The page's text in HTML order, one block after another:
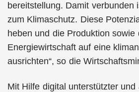
bereitstellung. Damit verbunden
zum Klimaschutz. Diese
heben und die Produktion sowie
Energiewirtschaft auf eine
ausrichten“, so die
Mit Hilfe digital unterstützter und